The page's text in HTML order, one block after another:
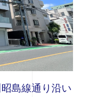
島線通り沿い